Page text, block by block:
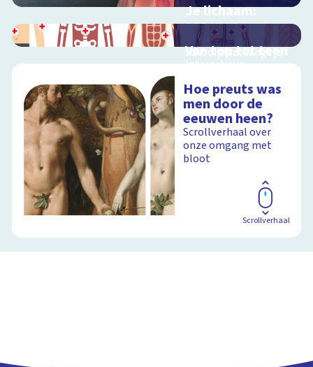
Je lichaam:
organen
Interactieve
schoolplaat langs je
organen
Schoolplaat
Van top tot teen
Interactieve
menselijk lichaam
Schoolplaat
Hoe preuts was
men door de
eeuwen heen?
Scrollverhaal over
onze omgang met
bloot
Scrollverhaal